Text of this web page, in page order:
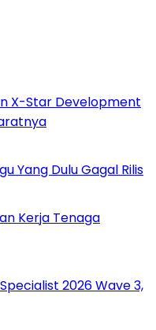
X-Star Development
Yang Dulu Gagal Rilis
Kerja Tenaga
2026 Wave 3,